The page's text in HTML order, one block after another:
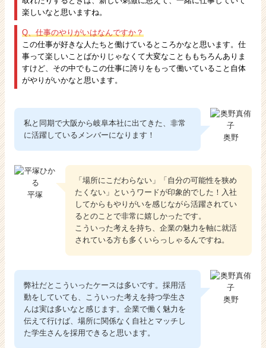
楽しいなと思いますね。
Q、仕事のやりがいはなんですか？
この仕事が好きな人たちと働けているところかなと思います。仕
事って楽しいことばかりじゃなくて大変なことももちろんありま
すけど、その中でもこの仕事に誇りをもって働いていること自体
がやりがいかなと思います。
奥野
私と同期で大阪から岐阜本社に出てきた、非常
に活躍しているメンバーになります！
平塚
「場所にこだわらない」「自分の可能性を狭め
たくない」というワードが印象的でした！入社
してからもやりがいを感じながら活躍されてい
るとのことで非常に嬉しかったです。
こういった考えを持ち、企業の魅力を軸に就活
されている方も多くいらっしゃるんですね。
奥野
弊社だとこういったケースは多いです。採用活
動をしていても、こういった考えを持つ学生さ
んは実は多いなと感じます。企業で働く魅力を
伝えて行けば、場所に関係なく自社とマッチし
た学生さんを採用できると思います。